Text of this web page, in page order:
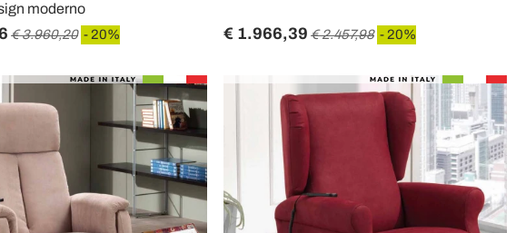
moderno
€ 3.960,20 - 20% € 1.966,39 € 2.457,98 - 20%